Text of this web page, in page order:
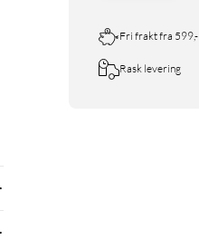
Fri frakt fra 599,-
Rask levering